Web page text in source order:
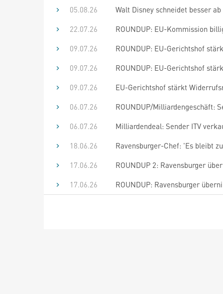
05.08.26
Walt Disney schneidet besser
22.07.26
ROUNDUP: EU-Kommission
09.07.26
ROUNDUP: EU-Gerichtshof
09.07.26
ROUNDUP: EU-Gerichtshof
09.07.26
EU-Gerichtshof stärkt
06.07.26
ROUNDUP/Milliardengeschäft:
06.07.26
Milliardendeal: Sender ITV
18.06.26
Ravensburger-Chef: 'Es bleibt
17.06.26
ROUNDUP 2: Ravensburger
17.06.26
ROUNDUP: Ravensburger